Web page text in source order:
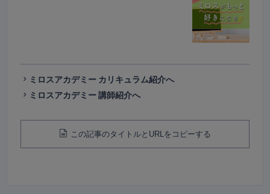
ミロスアカデミー カリキュラム紹介へ
ミロスアカデミー 講師紹介へ
この記事のタイトルとURLをコピーする